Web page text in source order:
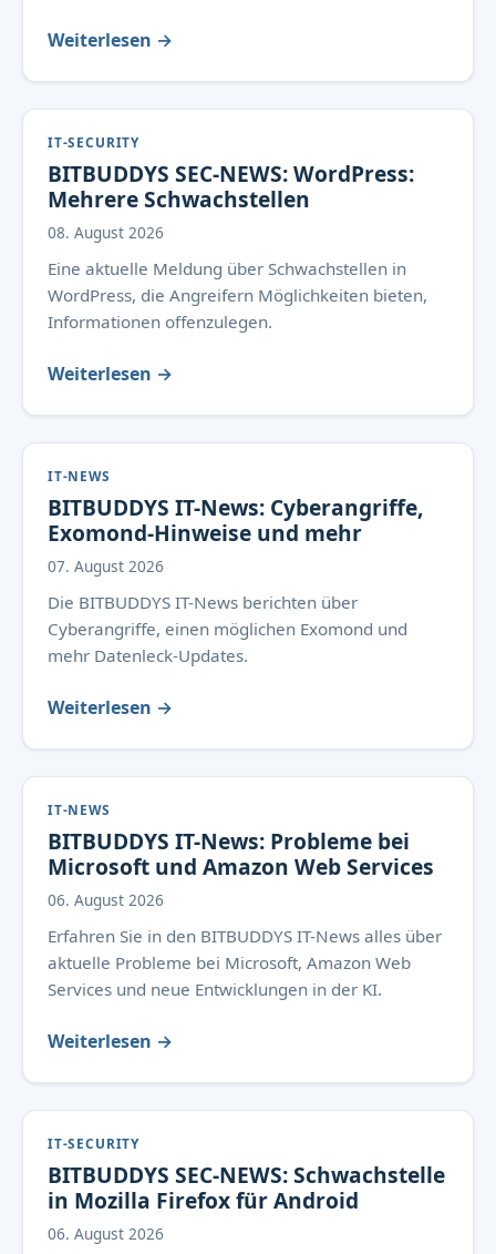
Weiterlesen →
IT-SECURITY
BITBUDDYS SEC-NEWS: WordPress:
Mehrere Schwachstellen
08. August 2026
Eine aktuelle Meldung über Schwachstellen in
WordPress, die Angreifern Möglichkeiten bieten,
Informationen offenzulegen.
Weiterlesen →
IT-NEWS
BITBUDDYS IT-News: Cyberangriffe,
Exomond-Hinweise und mehr
07. August 2026
Die BITBUDDYS IT-News berichten über
Cyberangriffe, einen möglichen Exomond und
mehr Datenleck-Updates.
Weiterlesen →
IT-NEWS
BITBUDDYS IT-News: Probleme bei
Microsoft und Amazon Web Services
06. August 2026
Erfahren Sie in den BITBUDDYS IT-News alles über
aktuelle Probleme bei Microsoft, Amazon Web
Services und neue Entwicklungen in der KI.
Weiterlesen →
IT-SECURITY
BITBUDDYS SEC-NEWS: Schwachstelle
in Mozilla Firefox für Android
06. August 2026